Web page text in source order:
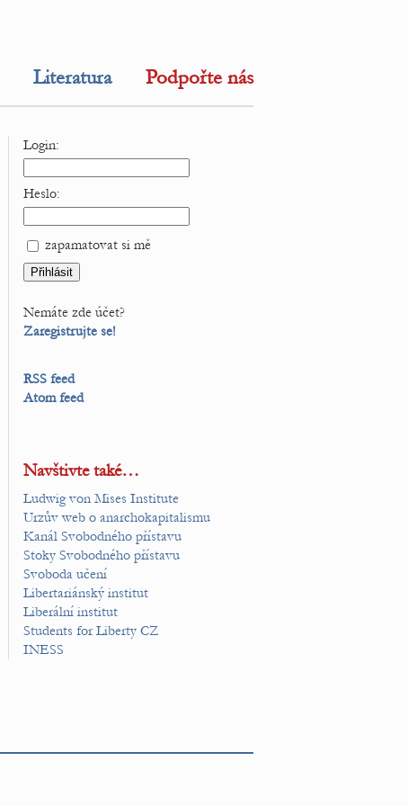
Literatura Podpořte nás
Login:
Heslo:
zapamatovat si mě
Nemáte zde účet?
Zaregistrujte se!
RSS feed
Atom feed
Navštivte také…
Ludwig von Mises Institute
Urzův web o anarchokapitalismu
Kanál Svobodného přístavu
Stoky Svobodného přístavu
Svoboda učení
Libertariánský institut
Liberální institut
Students for Liberty CZ
INESS